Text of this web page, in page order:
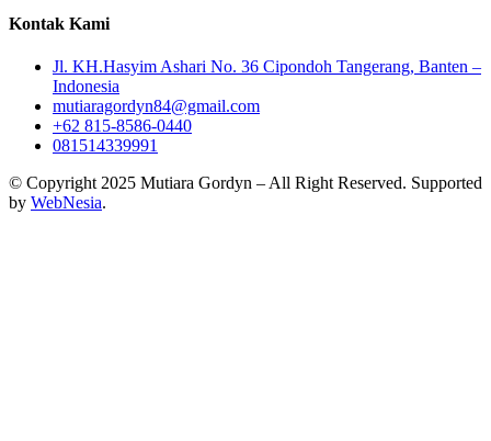
Kontak Kami
Jl. KH.Hasyim Ashari No. 36 Cipondoh Tangerang, Banten –
Indonesia
mutiaragordyn84@gmail.com
+62 815-8586-0440
081514339991
© Copyright 2025 Mutiara Gordyn – All Right Reserved. Supported
by WebNesia.